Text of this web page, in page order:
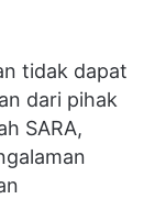
tidak dapat
dari pihak
SARA,